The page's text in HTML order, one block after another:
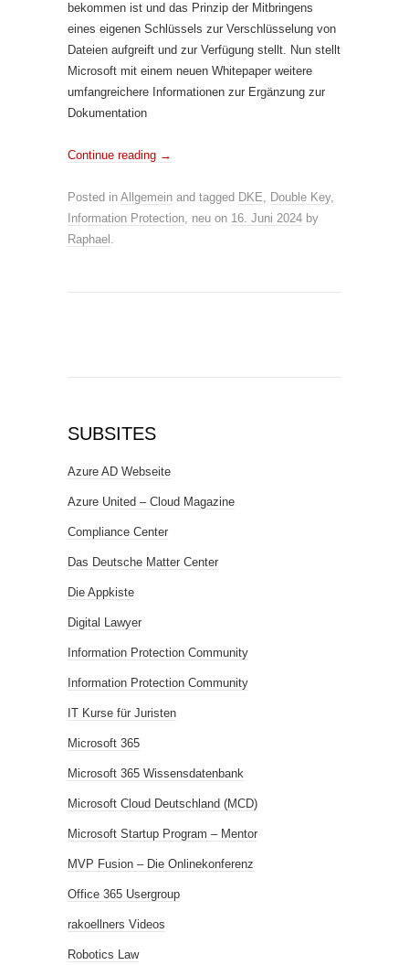
bekommen ist und das Prinzip der Mitbringens
eines eigenen Schlüssels zur Verschlüsselung von
Dateien aufgreift und zur Verfügung stellt. Nun stellt
Microsoft mit einem neuen Whitepaper weitere
umfangreichere Informationen zur Ergänzung zur
Dokumentation
Continue reading →
Posted in Allgemein and tagged DKE, Double Key,
Information Protection, neu on 16. Juni 2024 by
Raphael .
SUBSITES
Azure AD Webseite
Azure United – Cloud Magazine
Compliance Center
Das Deutsche Matter Center
Die Appkiste
Digital Lawyer
Information Protection Community
Information Protection Community
IT Kurse für Juristen
Microsoft 365
Microsoft 365 Wissensdatenbank
Microsoft Cloud Deutschland (MCD)
Microsoft Startup Program – Mentor
MVP Fusion – Die Onlinekonferenz
Office 365 Usergroup
rakoellners Videos
Robotics Law